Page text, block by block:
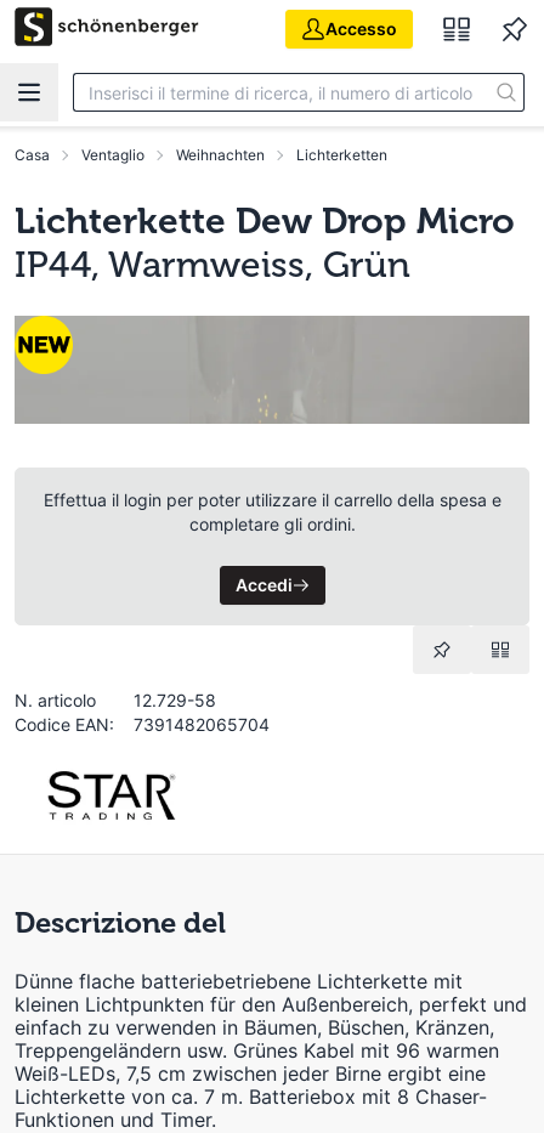
Vai al contenuto principale
Accesso
Casa Ventaglio Weihnachten Lichterketten
Lichterkette Dew Drop Micro
IP44, Warmweiss, Grün
Effettua il login per poter utilizzare il carrello della spesa e
completare gli ordini.
Accedi
N. articolo
12.729-58
Codice EAN:
7391482065704
Descrizione del
Dünne flache batteriebetriebene Lichterkette mit
kleinen Lichtpunkten für den Außenbereich, perfekt und
einfach zu verwenden in Bäumen, Büschen, Kränzen,
Treppengeländern usw. Grünes Kabel mit 96 warmen
Weiß-LEDs, 7,5 cm zwischen jeder Birne ergibt eine
Lichterkette von ca. 7 m. Batteriebox mit 8 Chaser-
Funktionen und Timer.